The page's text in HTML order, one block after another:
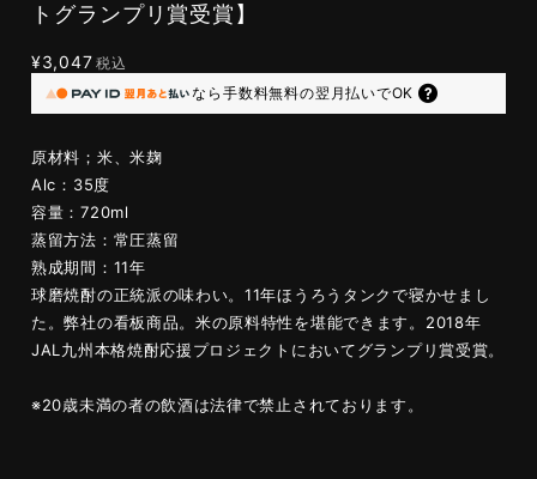
トグランプリ賞受賞】
¥3,047 税込
なら 手数料無料の翌月払いでOK
原材料；米、米麹
Alc：35度
容量：720ml
蒸留方法：常圧蒸留
熟成期間：11年
球磨焼酎の正統派の味わい。11年ほうろうタンクで寝かせまし
た。弊社の看板商品。米の原料特性を堪能できます。2018年
JAL九州本格焼酎応援プロジェクトにおいてグランプリ賞受賞。
※20歳未満の者の飲酒は法律で禁止されております。